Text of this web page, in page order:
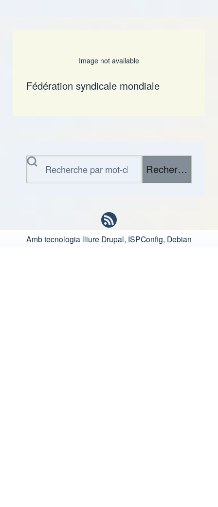
Image not available
Fédération syndicale mondiale
Rechercher
Amb tecnologia lliure Drupal, ISPConfig, Debian